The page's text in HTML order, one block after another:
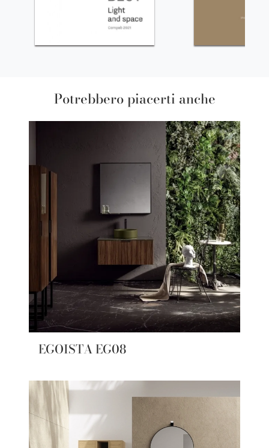
Potrebbero piacerti anche
EGOISTA EG08